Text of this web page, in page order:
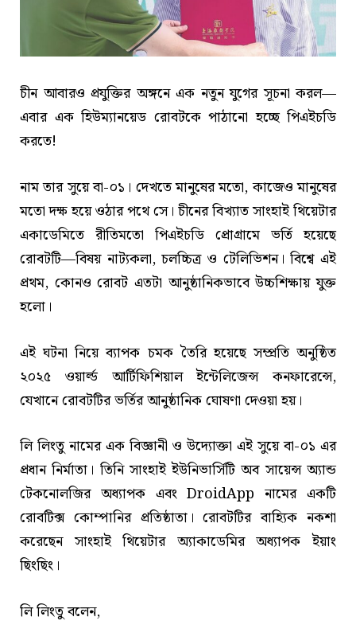
চীন আবারও প্রযুক্তির অঙ্গনে এক নতুন যুগের সূচনা করল—
এবার এক হিউম্যানয়েড রোবটকে পাঠানো হচ্ছে পিএইচডি
করতে!
নাম তার সুয়ে বা-০১। দেখতে মানুষের মতো, কাজেও মানুষের
মতো দক্ষ হয়ে ওঠার পথে সে। চীনের বিখ্যাত সাংহাই থিয়েটার
একাডেমিতে রীতিমতো পিএইচডি প্রোগ্রামে ভর্তি হয়েছে
রোবটটি—বিষয় নাট্যকলা, চলচ্চিত্র ও টেলিভিশন। বিশ্বে এই
প্রথম, কোনও রোবট এতটা আনুষ্ঠানিকভাবে উচ্চশিক্ষায় যুক্ত
হলো।
এই ঘটনা নিয়ে ব্যাপক চমক তৈরি হয়েছে সম্প্রতি অনুষ্ঠিত
২০২৫ ওয়ার্ল্ড আর্টিফিশিয়াল ইন্টেলিজেন্স কনফারেন্সে,
যেখানে রোবটটির ভর্তির আনুষ্ঠানিক ঘোষণা দেওয়া হয়।
লি লিংতু নামের এক বিজ্ঞানী ও উদ্যোক্তা এই সুয়ে বা-০১ এর
প্রধান নির্মাতা। তিনি সাংহাই ইউনিভার্সিটি অব সায়েন্স অ্যান্ড
টেকনোলজির অধ্যাপক এবং DroidApp নামের একটি
রোবটিক্স কোম্পানির প্রতিষ্ঠাতা। রোবটটির বাহ্যিক নকশা
করেছেন সাংহাই থিয়েটার অ্যাকাডেমির অধ্যাপক ইয়াং
ছিংছিং।
লি লিংতু বলেন,